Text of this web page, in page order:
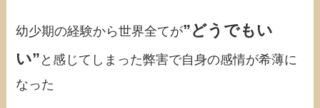
幼少期の経験から世界全てが”どうでもい
い” と感じてしまった弊害で自身の感情が希薄に
なった